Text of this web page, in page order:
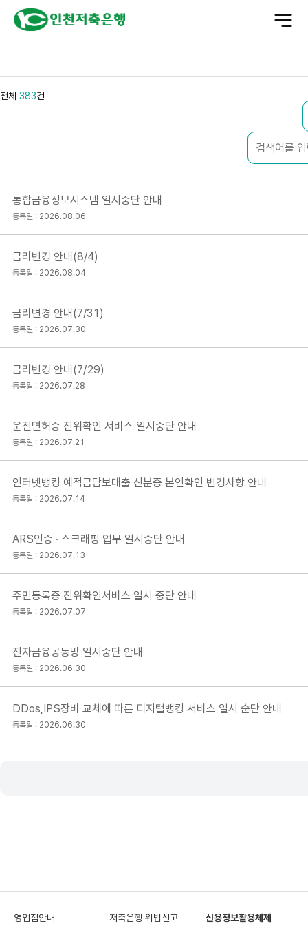
전
체
전체 383건
통합금융정보시스템 일시중단 안내
등록일 : 2026.08.06
금리변경 안내(8/4)
등록일 : 2026.08.04
금리변경 안내(7/31)
등록일 : 2026.07.30
금리변경 안내(7/29)
등록일 : 2026.07.28
운전면허증 진위확인 서비스 일시중단 안내
등록일 : 2026.07.21
인터넷뱅킹 예적금담보대출 신분증 본인확인 변경사항 안내
등록일 : 2026.07.14
ARS인증 · 스크래핑 업무 일시중단 안내
등록일 : 2026.07.13
주민등록증 진위확인서비스 일시 중단 안내
등록일 : 2026.07.07
전자금융공동망 일시중단 안내
등록일 : 2026.06.30
DDos,IPS장비 교체에 따른 디지털뱅킹 서비스 일시 순단 안내
등록일 : 2026.06.30
영업점안내 저축은행 위법신고 신용정보활용체제